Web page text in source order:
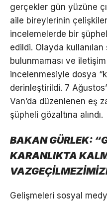
gerçekler gün yüzüne
aile bireylerinin
incelemelerde bir
edildi. Olayda
bulunmaması ve iletişim
incelenmesiyle dosya
derinleştirildi. 7
Van’da düzenlenen eş
şüpheli gözaltına alındı.
BAKAN GÜRLEK:
KARANLIKTA
Gelişmeleri sosyal